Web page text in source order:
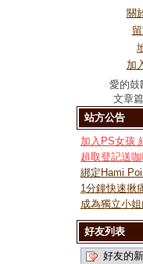
關
加
愛的鼓
文章
站方公告
加入PS女孩
超取登記送
綁定Hami
1分鐘快速揪
成為獨立小
好友列表
好友的